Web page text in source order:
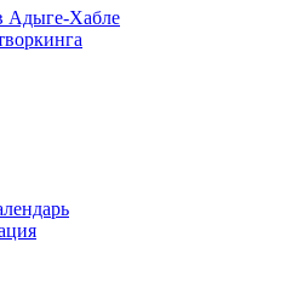
Адыге-Хабле